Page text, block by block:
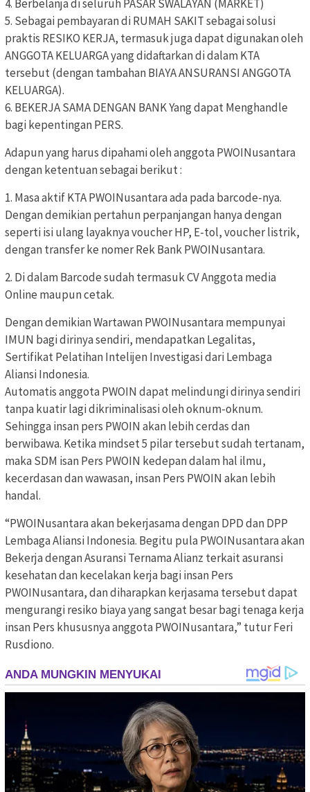
4. Berbelanja di seluruh PASAR SWALAYAN (MARKET)
5. Sebagai pembayaran di RUMAH SAKIT sebagai solusi
praktis RESIKO KERJA, termasuk juga dapat digunakan oleh
ANGGOTA KELUARGA yang didaftarkan di dalam KTA
tersebut (dengan tambahan BIAYA ANSURANSI ANGGOTA
KELUARGA).
6. BEKERJA SAMA DENGAN BANK Yang dapat Menghandle
bagi kepentingan PERS.
Adapun yang harus dipahami oleh anggota PWOINusantara
dengan ketentuan sebagai berikut :
1. Masa aktif KTA PWOINusantara ada pada barcode-nya.
Dengan demikian pertahun perpanjangan hanya dengan
seperti isi ulang layaknya voucher HP, E-tol, voucher listrik,
dengan transfer ke nomer Rek Bank PWOINusantara.
2. Di dalam Barcode sudah termasuk CV Anggota media
Online maupun cetak.
Dengan demikian Wartawan PWOINusantara mempunyai
IMUN bagi dirinya sendiri, mendapatkan Legalitas,
Sertifikat Pelatihan Intelijen Investigasi dari Lembaga
Aliansi Indonesia.
Automatis anggota PWOIN dapat melindungi dirinya sendiri
tanpa kuatir lagi dikriminalisasi oleh oknum-oknum.
Sehingga insan pers PWOIN akan lebih cerdas dan
berwibawa. Ketika mindset 5 pilar tersebut sudah tertanam,
maka SDM isan Pers PWOIN kedepan dalam hal ilmu,
kecerdasan dan wawasan, insan Pers PWOIN akan lebih
handal.
“PWOINusantara akan bekerjasama dengan DPD dan DPP
Lembaga Aliansi Indonesia. Begitu pula PWOINusantara akan
Bekerja dengan Asuransi Ternama Alianz terkait asuransi
kesehatan dan kecelakan kerja bagi insan Pers
PWOINusantara, dan diharapkan kerjasama tersebut dapat
mengurangi resiko biaya yang sangat besar bagi tenaga kerja
insan Pers khususnya anggota PWOINusantara,” tutur Feri
Rusdiono.